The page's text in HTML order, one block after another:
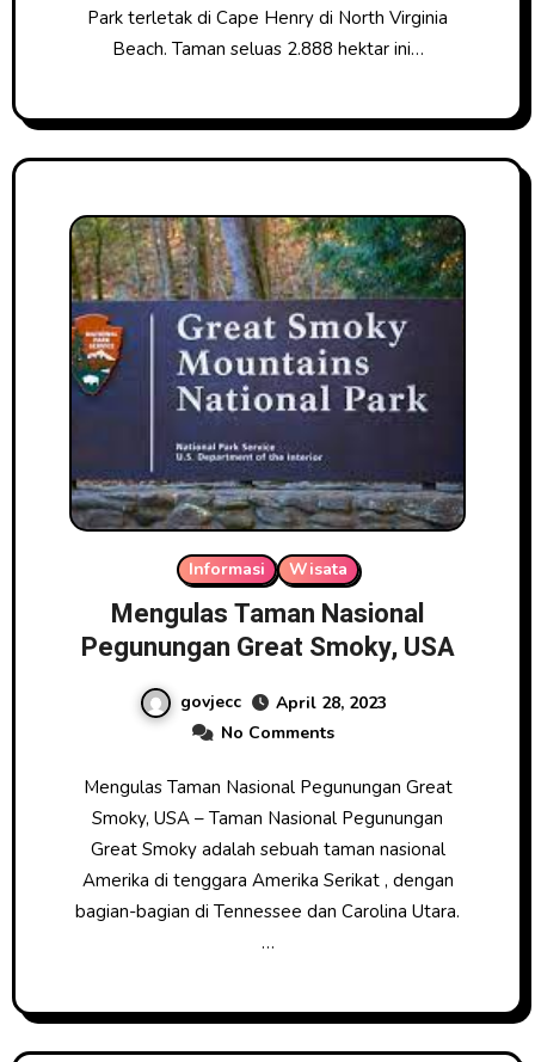
Park terletak di Cape Henry di North Virginia
Beach. Taman seluas 2.888 hektar ini…
Informasi Wisata
Mengulas Taman Nasional
Pegunungan Great Smoky, USA
govjecc
April 28, 2023
No Comments
Mengulas Taman Nasional Pegunungan Great
Smoky, USA – Taman Nasional Pegunungan
Great Smoky adalah sebuah taman nasional
Amerika di tenggara Amerika Serikat , dengan
bagian-bagian di Tennessee dan Carolina Utara.
…